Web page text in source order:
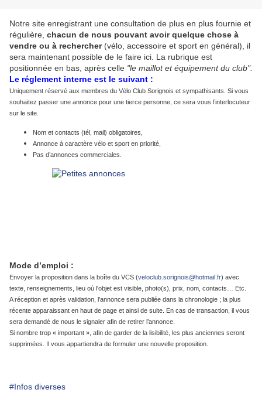
Notre site enregistrant une consultation de plus en plus fournie et
régulière, chacun de nous pouvant avoir quelque chose à
vendre ou à rechercher(vélo, accessoire et sport en général), il
sera maintenant possible de le faire ici. La rubrique est
positionnée en bas, après celle "le maillot et équipement du club".
Le réglement interne est le suivant :
Uniquement réservé aux membres du Vélo Club Sorignois et sympathisants. Si vous
souhaitez passer une annonce pour une tierce personne, ce sera vous l’interlocuteur
sur le site.
Nom et contacts (tél, mail) obligatoires,
Annonce à caractère vélo et sport en priorité,
Pas d’annonces commerciales.
Mode d’emploi :
Envoyer la proposition dans la boîte du VCS (veloclub.sorignois@hotmail.fr) avec
texte, renseignements, lieu où l'objet est visible, photo(s), prix, nom, contacts… Etc.
A réception et après validation, l’annonce sera publiée dans la chronologie ; la plus
récente apparaissant en haut de page et ainsi de suite. En cas de transaction, il vous
sera demandé de nous le signaler afin de retirer l’annonce.
Si nombre trop « important », afin de garder de la lisibilité, les plus anciennes seront
supprimées. Il vous appartiendra de formuler une nouvelle proposition.
#Infos diverses